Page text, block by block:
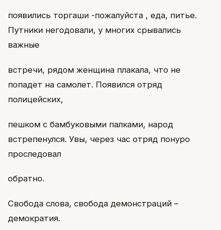
появились торгаши -пожалуйста , еда, питье.
Путники негодовали, у многих срывались
важные
встречи, рядом женщина плакала, что не
попадет на самолет. Появился отряд
полицейских,
пешком с бамбуковыми палками, народ
встрепенулся. Увы, через час отряд понуро
проследовал
обратно.
Свобода слова, свобода демонстраций –
демократия.